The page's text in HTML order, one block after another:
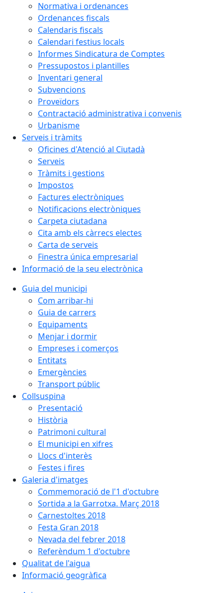
Normativa i ordenances
Ordenances fiscals
Calendaris fiscals
Calendari festius locals
Informes Sindicatura de Comptes
Pressupostos i plantilles
Inventari general
Subvencions
Proveïdors
Contractació administrativa i convenis
Urbanisme
Serveis i tràmits
Oficines d'Atenció al Ciutadà
Serveis
Tràmits i gestions
Impostos
Factures electròniques
Notificacions electròniques
Carpeta ciutadana
Cita amb els càrrecs electes
Carta de serveis
Finestra única empresarial
Informació de la seu electrònica
Guia del municipi
Com arribar-hi
Guia de carrers
Equipaments
Menjar i dormir
Empreses i comerços
Entitats
Emergències
Transport públic
Collsuspina
Presentació
Història
Patrimoni cultural
El municipi en xifres
Llocs d'interès
Festes i fires
Galeria d'imatges
Commemoració de l'1 d'octubre
Sortida a la Garrotxa. Març 2018
Carnestoltes 2018
Festa Gran 2018
Nevada del febrer 2018
Referèndum 1 d'octubre
Qualitat de l'aigua
Informació geogràfica